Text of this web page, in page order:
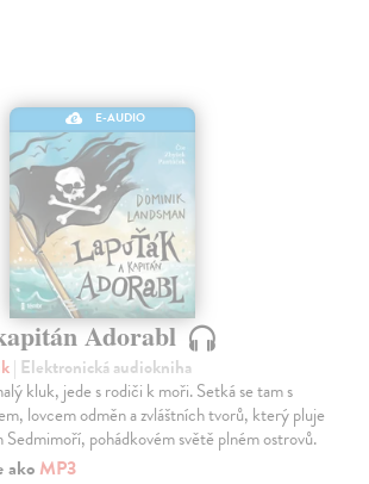
E-AUDIO
Adorabl
| Elektronická audiokniha
kluk, jede s rodiči k moři. Setká se tam s
lovcem odměn a zvláštních tvorů, který pluje
Sedmimoří, pohádkovém světě plném ostrovů.
ako MP3